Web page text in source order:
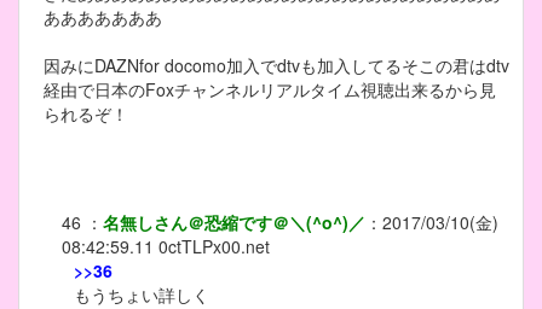
あああああああ
因みにDAZNfor docomo加入でdtvも加入してるそこの君はdtv
経由で日本のFoxチャンネルリアルタイム視聴出来るから見
られるぞ！
46 ： 名無しさん＠恐縮です＠＼(^o^)／ ： 2017/03/10(金)
08:42:59.11 0ctTLPx00.net
>>36
もうちょい詳しく